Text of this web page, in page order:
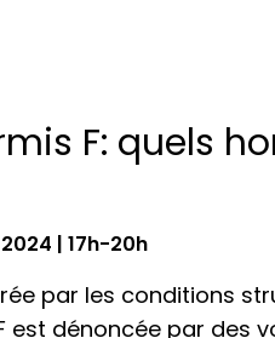
F: quels
| 17h-20h
par les conditions
est dénoncée par des